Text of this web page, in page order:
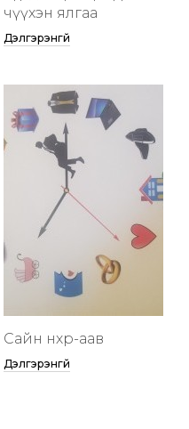
өчүүхэн ялгаа
Дэлгэрэнгүй
Сайн нөхөр-аав
Дэлгэрэнгүй